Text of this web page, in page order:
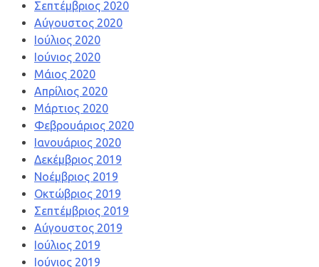
Σεπτέμβριος 2020
Αύγουστος 2020
Ιούλιος 2020
Ιούνιος 2020
Μάιος 2020
Απρίλιος 2020
Μάρτιος 2020
Φεβρουάριος 2020
Ιανουάριος 2020
Δεκέμβριος 2019
Νοέμβριος 2019
Οκτώβριος 2019
Σεπτέμβριος 2019
Αύγουστος 2019
Ιούλιος 2019
Ιούνιος 2019